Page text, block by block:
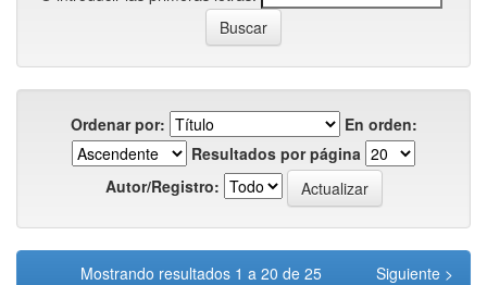
Ordenar por:
En orden:
Resultados por página
Autor/Registro:
Mostrando resultados 1 a 20 de 25
Siguiente >